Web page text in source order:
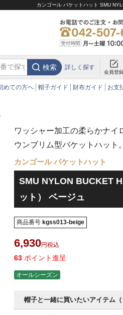
カンゴール バケットハット SMU
検索 詳しく探す
会員登
めての方へ 帽子ガイド 財布ガイド お支
ワッシャー加工の柔らかナイ
ウンブリム型バケットハット
カンゴール バケットハット
SMU NYLON BUCKET
ット） ベージュ
商品番号 kgss013-beige
6,930 税込
63 ポイント進呈
オールシーズン
帽子と一緒に買いたいアイテム（